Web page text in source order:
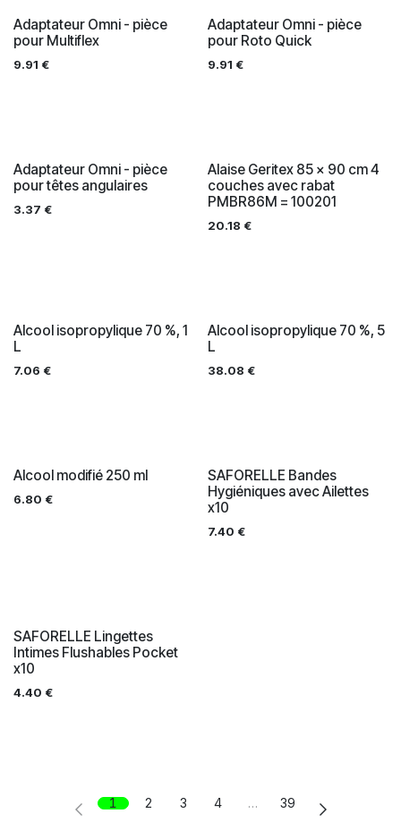
Adaptateur Omni - pièce
pour Multiflex
9.91 €
Adaptateur Omni - pièce
pour Roto Quick
9.91 €
Adaptateur Omni - pièce
pour têtes angulaires
3.37 €
Alaise Geritex 85 x 90 cm 4
couches avec rabat
PMBR86M = 100201
20.18 €
Alcool isopropylique 70 %, 1
L
7.06 €
Alcool isopropylique 70 %, 5
L
38.08 €
Alcool modifié 250 ml
6.80 €
SAFORELLE Bandes
Hygiéniques avec Ailettes
x10
7.40 €
SAFORELLE Lingettes
Intimes Flushables Pocket
x10
4.40 €
1 2 3 4 … 39